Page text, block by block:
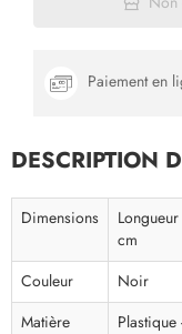
Paiement en
DESCRIPTION
Dimensions
cm
Couleur
Noir
Matière
Plastique